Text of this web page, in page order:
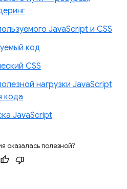
JavaScript и CSS
код
CSS
нагрузки JavaScript
кода
JavaScript
оказалась полезной?